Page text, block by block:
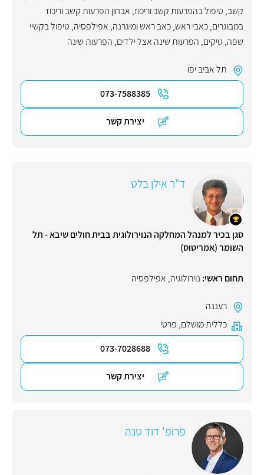
קשב, טיפול בהפרעות קשב וריכוז, אבחון הפרעות קשב וריכוז
במבוגרים,כאבי ראש,כאב ראש ומיגרנה, אפילפסיה, טיפול בקשיי
שפה, טיקים, הפרעות שינה אצל ילדים, הפרעות שינה
תל אביב יפו
073-7588385
יצירת קשר
ד"ר אילן בלט
סגן בכיר למנהל המחלקה הנוירולוגית בבית חולים שיבא - תל
השומר (אמריטוס)
תחום ראשי: נוירולוגיה, אפילפסיה
רעננה
כללית מושלם, פרטי
073-7028688
יצירת קשר
פרופ' דוד טנה